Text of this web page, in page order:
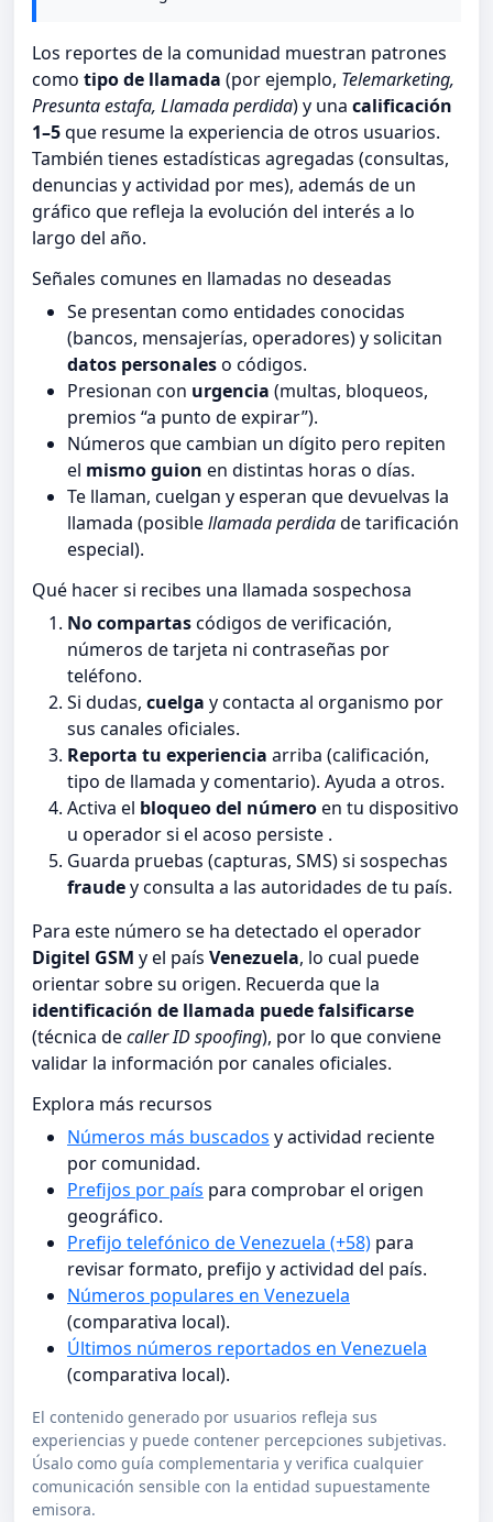
Los reportes de la comunidad muestran patrones
como tipo de llamada (por ejemplo, Telemarketing,
Presunta estafa, Llamada perdida) y una calificación
1–5que resume la experiencia de otros usuarios.
También tienes estadísticas agregadas (consultas,
denuncias y actividad por mes), además de un
gráfico que refleja la evolución del interés a lo
largo del año.
Señales comunes en llamadas no deseadas
Se presentan como entidades conocidas
(bancos, mensajerías, operadores) y solicitan
datos personaleso códigos.
Presionan con urgencia (multas, bloqueos,
premios “a punto de expirar”).
Números que cambian un dígito pero repiten
el mismo guion en distintas horas o días.
Te llaman, cuelgan y esperan que devuelvas la
llamada (posiblellamada perdidade tarificación
especial).
Qué hacer si recibes una llamada sospechosa
No compartascódigos de verificación,
números de tarjeta ni contraseñas por
teléfono.
Si dudas, cuelga y contacta al organismo por
sus canales oficiales.
Reporta tu experiencia arriba (calificación,
tipo de llamada y comentario). Ayuda a otros.
Activa el bloqueo del númeroen tu dispositivo
u operador si el acoso persiste .
Guarda pruebas (capturas, SMS) si sospechas
fraudey consulta a las autoridades de tu país.
Para este número se ha detectado el operador
Digitel GSM y el país Venezuela, lo cual puede
orientar sobre su origen. Recuerda que la
identificación de llamada puede falsificarse
(técnica decaller ID spoofing), por lo que conviene
validar la información por canales oficiales.
Explora más recursos
Números más buscados y actividad reciente
por comunidad.
Prefijos por país para comprobar el origen
geográfico.
Prefijo telefónico de Venezuela (+58) para
revisar formato, prefijo y actividad del país.
Números populares en Venezuela
(comparativa local).
Últimos números reportados en Venezuela
(comparativa local).
El contenido generado por usuarios refleja sus
experiencias y puede contener percepciones subjetivas.
Úsalo como guía complementaria y verifica cualquier
comunicación sensible con la entidad supuestamente
emisora.